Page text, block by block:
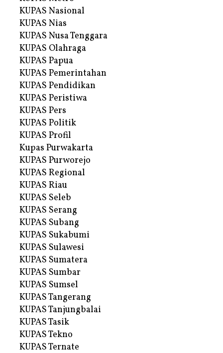
KUPAS Nasional
KUPAS Nias
KUPAS Nusa Tenggara
KUPAS Olahraga
KUPAS Papua
KUPAS Pemerintahan
KUPAS Pendidikan
KUPAS Peristiwa
KUPAS Pers
KUPAS Politik
KUPAS Profil
Kupas Purwakarta
KUPAS Purworejo
KUPAS Regional
KUPAS Riau
KUPAS Seleb
KUPAS Serang
KUPAS Subang
KUPAS Sukabumi
KUPAS Sulawesi
KUPAS Sumatera
KUPAS Sumbar
KUPAS Sumsel
KUPAS Tangerang
KUPAS Tanjungbalai
KUPAS Tasik
KUPAS Tekno
KUPAS Ternate